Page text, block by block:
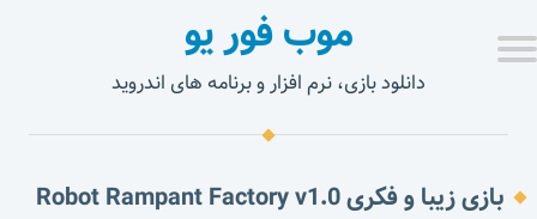
موب فور یو
دانلود بازی، نرم افزار و برنامه های اندروید
بازی زیبا و فکری Robot Rampant Factory v1.0